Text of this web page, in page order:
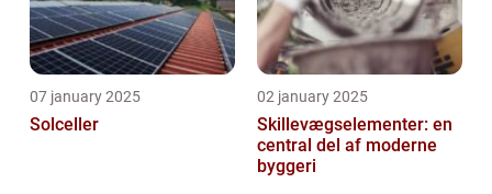
07 january 2025
Solceller
02 january 2025
Skillevægselementer: en
central del af moderne
byggeri